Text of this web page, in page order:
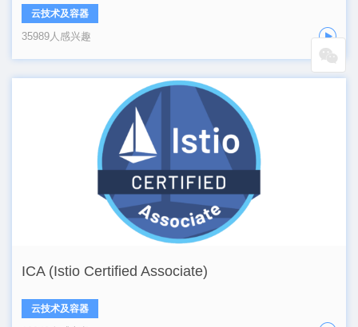
云技术及容器
35989人感兴趣
ICA (Istio Certified Associate)
云技术及容器